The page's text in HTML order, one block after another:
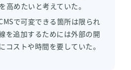
高めたいと考えていた。
で可変できる箇所は限られ
を追加するためには外部の開
コストや時間を要していた。